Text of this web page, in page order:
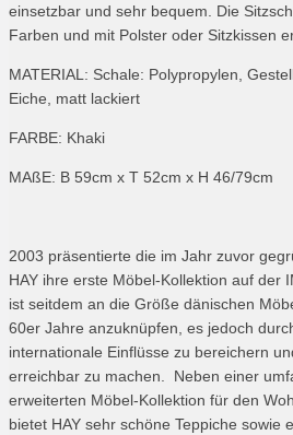
einsetzbar und sehr bequem. Die
Farben und mit Polster oder Sitzkissen
MATERIAL: Schale: Polypropylen,
Eiche, matt lackiert
FARBE: Khaki
MAßE: B 59cm x T 52cm x H 46/79cm
2003 präsentierte die im Jahr zuvor
HAY ihre erste Möbel-Kollektion auf der
ist seitdem an die Größe dänischen
60er Jahre anzuknüpfen, es jedoch
internationale Einflüsse zu bereichern
erreichbar zu machen. Neben einer
erweiterten Möbel-Kollektion für den
bietet HAY sehr schöne Teppiche sowie